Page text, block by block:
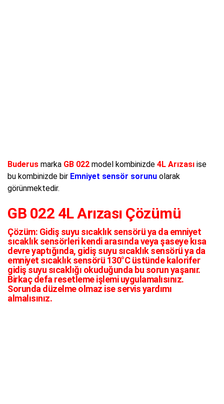
Buderus marka GB 022 model kombinizde 4L Arızası ise
bu kombinizde bir Emniyet sensör sorunu olarak
görünmektedir.
GB 022 4L Arızası Çözümü
Çözüm: Gidiş suyu sıcaklık sensörü ya da emniyet
sıcaklık sensörleri kendi arasında veya şaseye kısa
devre yaptığında, gidiş suyu sıcaklık sensörü ya da
emniyet sıcaklık sensörü 130°C üstünde kalorifer
gidiş suyu sıcaklığı okuduğunda bu sorun yaşanır.
Birkaç defa resetleme işlemi uygulamalısınız.
Sorunda düzelme olmaz ise servis yardımı
almalısınız.